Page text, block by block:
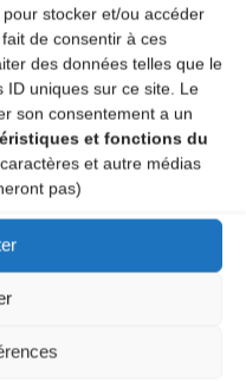
stocker et/ou accéder
de consentir à ces
des données telles que le
uniques sur ce site. Le
son consentement a un
et fonctions du
et autre médias
pas)
in my browser for next
de vos